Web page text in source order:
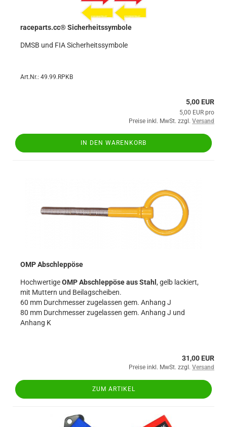
raceparts.cc® Sicherheitssymbole
DMSB und FIA Sicherheitssymbole
Art.Nr.: 49.99.RPKB
5,00 EUR
5,00 EUR pro
Preise inkl. MwSt. zzgl. Versand
IN DEN WARENKORB
OMP Abschleppöse
HochwertigeOMP Abschleppöse aus Stahl , gelb lackiert,
mit Muttern und Beilagscheiben.
60 mm Durchmesser zugelassen gem. Anhang J
80 mm Durchmesser zugelassen gem. Anhang J und
Anhang K
31,00 EUR
Preise inkl. MwSt. zzgl. Versand
ZUM ARTIKEL